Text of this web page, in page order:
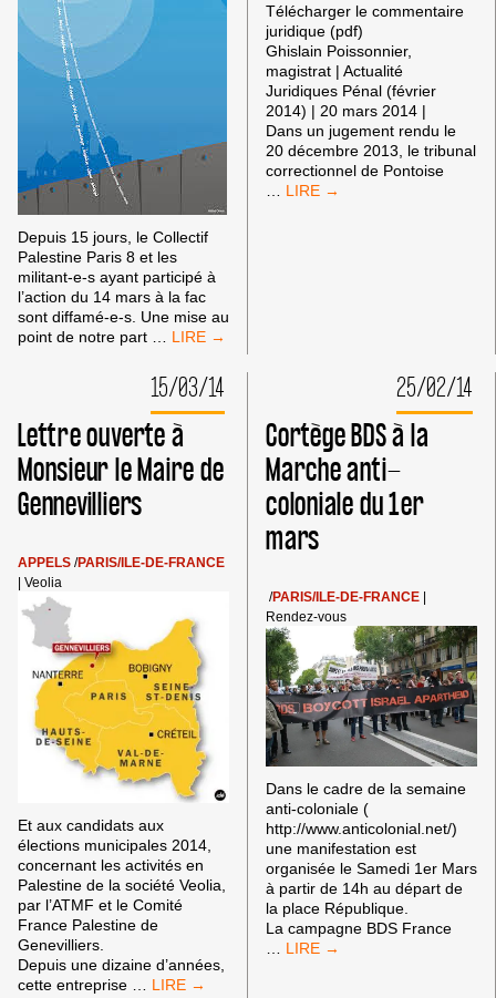
Depuis 15 jours, le Collectif
Palestine Paris 8 et les
militant-e-s ayant participé à
l’action du 14 mars à la fac
sont diffamé-e-s. Une mise au
point de notre part
COMMUNIQUÉ
PAS
DE
SOUTIEN
À
L’APARTHEID
ISRAÉLIEN
!
Télécharger le commentaire
juridique (pdf)
Ghislain Poissonnier,
magistrat | Actualité
Juridiques Pénal (février
2014) | 20 mars 2014 |
Dans un jugement rendu le
20 décembre 2013, le tribunal
correctionnel de Pontoise
L’APPEL
15/03/14
Lettre ouverte à
Monsieur le Maire de
Gennevilliers
APPELS /PARIS/ILE-DE-FRANCE
Veolia
Et aux candidats aux
élections municipales 2014,
concernant les activités en
Palestine de la société Veolia,
par l’ATMF et le Comité
France Palestine de
Genevilliers.
Depuis une dizaine d’années,
cette entreprise
LETTRE
25/02/14
Cortège BDS à la
Marche anti-
coloniale du 1er
mars
/PARIS/ILE-DE-FRANCE
Rendez-vous
Dans le cadre de la semaine
anti-coloniale (
http://www.anticolonial.net/)
une manifestation est
organisée le Samedi 1er Mars
à partir de 14h au départ de
la place République.
La campagne BDS France
CORTÈGE